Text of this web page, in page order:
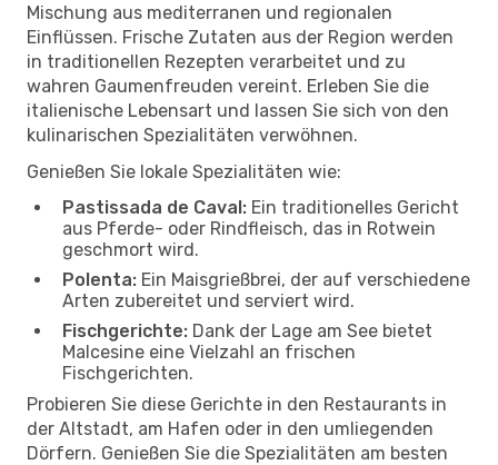
Mischung aus mediterranen und regionalen
Einflüssen. Frische Zutaten aus der Region werden
in traditionellen Rezepten verarbeitet und zu
wahren Gaumenfreuden vereint. Erleben Sie die
italienische Lebensart und lassen Sie sich von den
kulinarischen Spezialitäten verwöhnen.
Genießen Sie lokale Spezialitäten wie:
Pastissada de Caval: Ein traditionelles Gericht
aus Pferde- oder Rindfleisch, das in Rotwein
geschmort wird.
Polenta: Ein Maisgrießbrei, der auf verschiedene
Arten zubereitet und serviert wird.
Fischgerichte: Dank der Lage am See bietet
Malcesine eine Vielzahl an frischen
Fischgerichten.
Probieren Sie diese Gerichte in den Restaurants in
der Altstadt, am Hafen oder in den umliegenden
Dörfern. Genießen Sie die Spezialitäten am besten